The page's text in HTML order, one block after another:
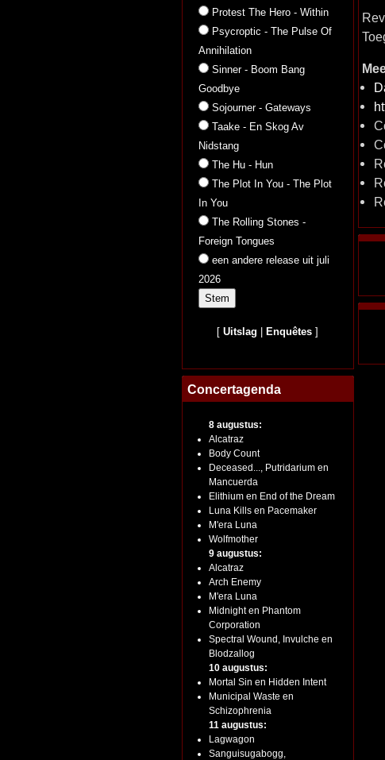
Protest The Hero - Within
Psycroptic - The Pulse Of
Annihilation
Sinner - Boom Bang
Goodbye
Sojourner - Gateways
Taake - En Skog Av
Nidstang
The Hu - Hun
The Plot In You - The Plot
In You
The Rolling Stones -
Foreign Tongues
een andere release uit juli
2026
[Uitslag Enquêtes ]
Concertagenda
8 augustus:
Alcatraz
Body Count
Deceased..., Putridarium en
Mancuerda
Elithium en End of the Dream
Luna Kills en Pacemaker
M'era Luna
Wolfmother
9 augustus:
Alcatraz
Arch Enemy
M'era Luna
Midnight en Phantom
Corporation
Spectral Wound, Invulche en
Blodzallog
10 augustus:
Mortal Sin en Hidden Intent
Municipal Waste en
Schizophrenia
11 augustus:
Lagwagon
Sanguisugabogg,